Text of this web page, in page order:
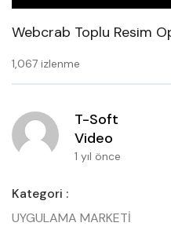
Webcrab Toplu Resim
1,067 izlenme
T-Soft
Video
1 yıl önce
Kategori :
UYGULAMA MARKETİ